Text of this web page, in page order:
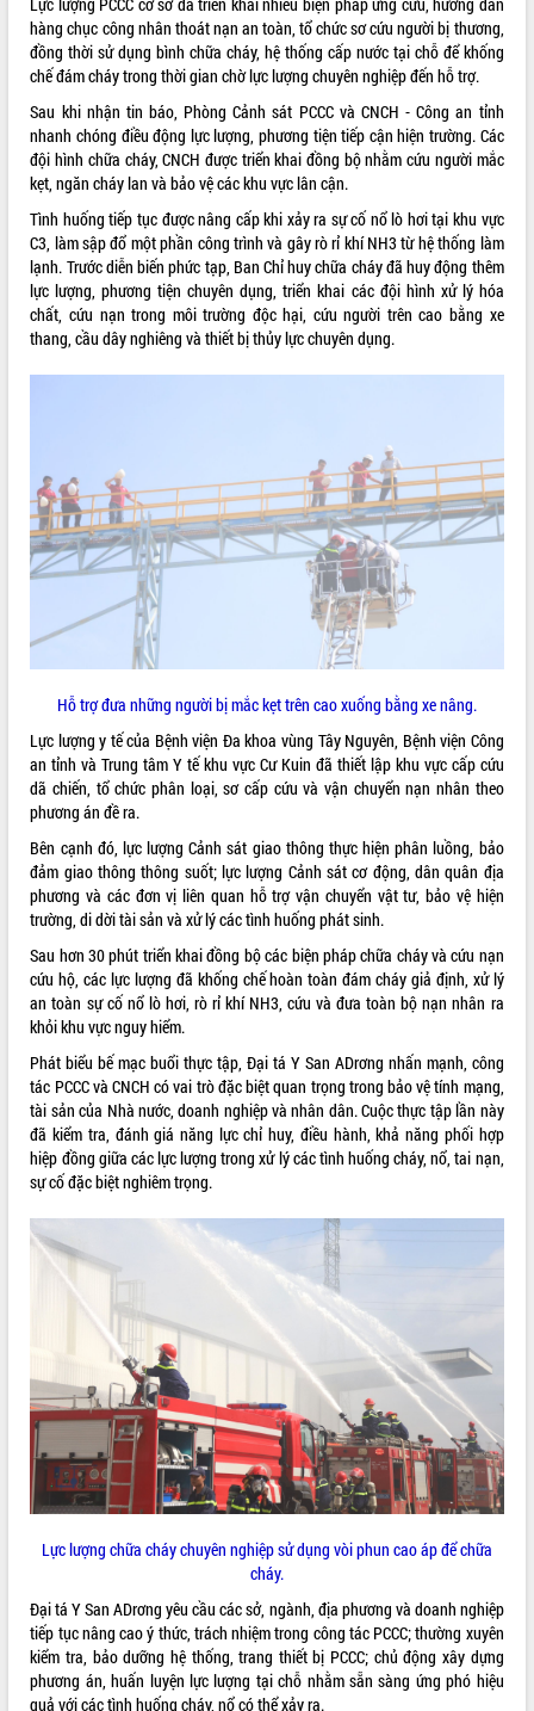
tiến đầu tư tỉnh
Ngành cá ngừ Đắk Lắk chủ động thích
ứng để giữ vững thị trường xuất khẩu
phá cơ chế - Hợp tác công tư
Đề án 06 tạo bước ngoặt đột phá trong
cải cách hành chính tỉnh Đắk Lắk
để phát triển du lịch Đắk Lắk
Khởi động Dự án Đầu tư xây dựng hạ
tầng kỹ thuật Cụm công nghiệp Tân
Tiến
Gặp mặt các cơ quan báo chí nhân Kỷ
mạng Việt Nam
Họp báo thông tin về Hội nghị Công bố
Quy hoạch và Xúc tiến đầu tư tỉnh Đắk
Lắk
Khơi thông điểm nghẽn, đẩy nhanh
giải ngân vốn khắc phục thiên tai
HĐND tỉnh thông qua điều chỉnh Quy
hoạch tỉnh thời kỳ 2021-2030
Hội thảo góp ý hồ sơ điều chỉnh quy
hoạch tỉnh Đắk Lắk thời kỳ 2021-2030,
tầm nhìn đến năm 2050
Nâng cao hiệu quả hoạt động của các
doanh nghiệp nhà nước
Hội nghị triển khai kết nối mạng
truyền số liệu chuyên dùng phục vụ cơ
quan Đảng, Nhà nước
Lễ phát động chuỗi hoạt động chung
tay làm sạch môi trường
Xã Ea Kar bước chuyển mình trong
công tác cải cách hành chính mô hình
mới
UBND tỉnh họp báo định kỳ tháng 4
năm 2026
Hội thảo khoa học “Giải pháp thúc đẩy
phát triển nền kinh tế xanh tại tỉnh
Đắk Lắk”
Tăng cường giám sát, đôn đốc thực
hiện nhiệm vụ quản lý tài sản công
hàng tuần
Tháo gỡ những vướng mắc, đẩy mạnh
công tác cải cách thủ tục hành chính
tại Trung tâm Phục vụ hành chính
Đắk Lắk: Tôn vinh 46 giải pháp tại Hội
thi Sáng tạo Kỹ thuật 2024 - 2025
Đắk Lắk rà soát, điều chỉnh Đề án 190
về phát triển nuôi trồng thủy sản
Phó Chủ tịch UBND tỉnh Đắk Lắk
Trương Công Thái kiểm tra thực địa
Dự án cao tốc Khánh Hòa - Buôn Ma
Thuột
Định vị cà phê Việt Nam như một “di
Xây dựng nông thôn mới: Nâng cao đời
sống người dân từ những mô hình thiết
thực
Quyết liệt tháo gỡ vướng mắc, đẩy
nhanh tiến độ các dự án trọng điểm
trong Khu kinh tế Nam Phú Yên
hàng chục công nhân thoát nạn an toàn, tổ chức sơ cứu người bị thương,
đồng thời sử dụng bình chữa cháy, hệ thống cấp nước tại chỗ để khống
chế đám cháy trong thời gian chờ lực lượng chuyên nghiệp đến hỗ trợ.
Sau khi nhận tin báo, Phòng Cảnh sát PCCC và CNCH - Công an tỉnh
nhanh chóng điều động lực lượng, phương tiện tiếp cận hiện trường. Các
đội hình chữa cháy, CNCH được triển khai đồng bộ nhằm cứu người mắc
kẹt, ngăn cháy lan và bảo vệ các khu vực lân cận.
Tình huống tiếp tục được nâng cấp khi xảy ra sự cố nổ lò hơi tại khu vực
C3, làm sập đổ một phần công trình và gây rò rỉ khí NH3 từ hệ thống làm
lạnh. Trước diễn biến phức tạp, Ban Chỉ huy chữa cháy đã huy động thêm
lực lượng, phương tiện chuyên dụng, triển khai các đội hình xử lý hóa
chất, cứu nạn trong môi trường độc hại, cứu người trên cao bằng xe
thang, cầu dây nghiêng và thiết bị thủy lực chuyên dụng.
Hỗ trợ đưa những người bị mắc kẹt trên cao xuống bằng xe nâng.
Lực lượng y tế của Bệnh viện Đa khoa vùng Tây Nguyên, Bệnh viện Công
an tỉnh và Trung tâm Y tế khu vực Cư Kuin đã thiết lập khu vực cấp cứu
dã chiến, tổ chức phân loại, sơ cấp cứu và vận chuyển nạn nhân theo
phương án đề ra.
Bên cạnh đó, lực lượng Cảnh sát giao thông thực hiện phân luồng, bảo
đảm giao thông thông suốt; lực lượng Cảnh sát cơ động, dân quân địa
phương và các đơn vị liên quan hỗ trợ vận chuyển vật tư, bảo vệ hiện
trường, di dời tài sản và xử lý các tình huống phát sinh.
Sau hơn 30 phút triển khai đồng bộ các biện pháp chữa cháy và cứu nạn
cứu hộ, các lực lượng đã khống chế hoàn toàn đám cháy giả định, xử lý
an toàn sự cố nổ lò hơi, rò rỉ khí NH3, cứu và đưa toàn bộ nạn nhân ra
khỏi khu vực nguy hiểm.
Phát biểu bế mạc buổi thực tập, Đại tá Y San ADrơng nhấn mạnh, công
tác PCCC và CNCH có vai trò đặc biệt quan trọng trong bảo vệ tính mạng,
tài sản của Nhà nước, doanh nghiệp và nhân dân. Cuộc thực tập lần này
đã kiểm tra, đánh giá năng lực chỉ huy, điều hành, khả năng phối hợp
hiệp đồng giữa các lực lượng trong xử lý các tình huống cháy, nổ, tai nạn,
sự cố đặc biệt nghiêm trọng.
Lực lượng chữa cháy chuyên nghiệp sử dụng vòi phun cao áp để chữa
cháy.
Đại tá Y San ADrơng yêu cầu các sở, ngành, địa phương và doanh nghiệp
tiếp tục nâng cao ý thức, trách nhiệm trong công tác PCCC; thường xuyên
kiểm tra, bảo dưỡng hệ thống, trang thiết bị PCCC; chủ động xây dựng
phương án, huấn luyện lực lượng tại chỗ nhằm sẵn sàng ứng phó hiệu
quả với các tình huống cháy, nổ có thể xảy ra.